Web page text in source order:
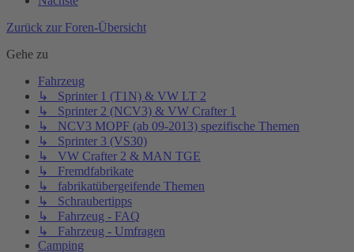
Zurück zur Foren-Übersicht
Gehe zu
Fahrzeug
↳ Sprinter 1 (T1N) & VW LT 2
↳ Sprinter 2 (NCV3) & VW Crafter 1
↳ NCV3 MOPF (ab 09-2013) spezifische Themen
↳ Sprinter 3 (VS30)
↳ VW Crafter 2 & MAN TGE
↳ Fremdfabrikate
↳ fabrikatübergeifende Themen
↳ Schraubertipps
↳ Fahrzeug - FAQ
↳ Fahrzeug - Umfragen
Camping